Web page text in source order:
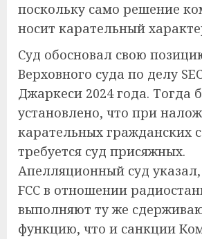
поскольку само решение
носит карательный
Суд обосновал свою
Верховного суда по делу
Джаркеси 2024 года. Тогда
установлено, что при
карательных гражданских
требуется суд присяжных.
Апелляционный суд
FCC в отношении
выполняют ту же
функцию, что и санкции